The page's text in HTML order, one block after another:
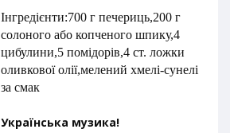
Інгредієнти:700 г печериць,200 г
солоного або копченого шпику,4
цибулини,5 помідорів,4 ст. ложки
оливкової олії,мелений хмелі-сунелі
за смак
Українська музика!